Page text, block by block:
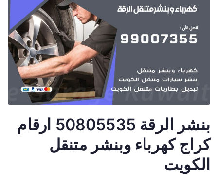
بنشر الرقة 50805535 ارقام
كراج كهرباء وبنشر متنقل
الكويت